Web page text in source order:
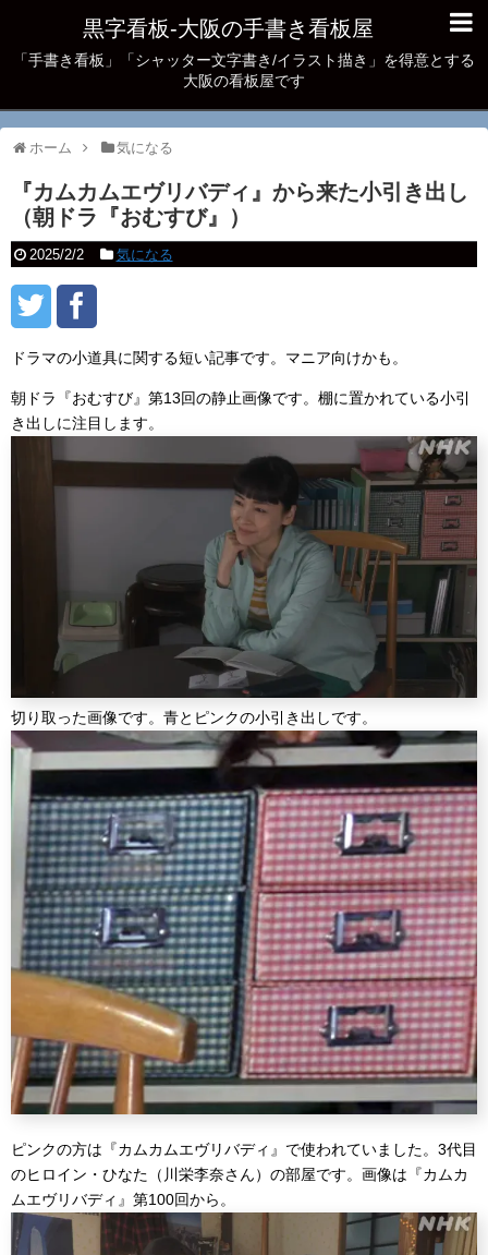
黒字看板‐大阪の手書き看板屋
「手書き看板」「シャッター文字書き/イラスト描き」を得意とする
大阪の看板屋です
ホーム 気になる
『カムカムエヴリバディ』から来た小引き出し
（朝ドラ『おむすび』）
2025/2/2 気になる
ドラマの小道具に関する短い記事です。マニア向けかも。
朝ドラ『おむすび』第13回の静止画像です。棚に置かれている小引
き出しに注目します。
切り取った画像です。青とピンクの小引き出しです。
ピンクの方は『カムカムエヴリバディ』で使われていました。3代目
のヒロイン・ひなた（川栄李奈さん）の部屋です。画像は『カムカ
ムエヴリバディ』第100回から。